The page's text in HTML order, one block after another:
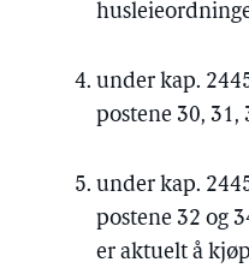
under kap.
postene 30, 31,
under kap.
postene 32 og
er aktuelt å